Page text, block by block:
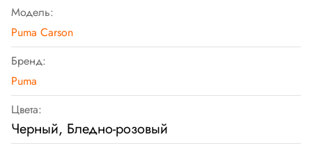
Модель:
Puma Carson
Бренд:
Puma
Цвета:
Черный, Бледно-розовый